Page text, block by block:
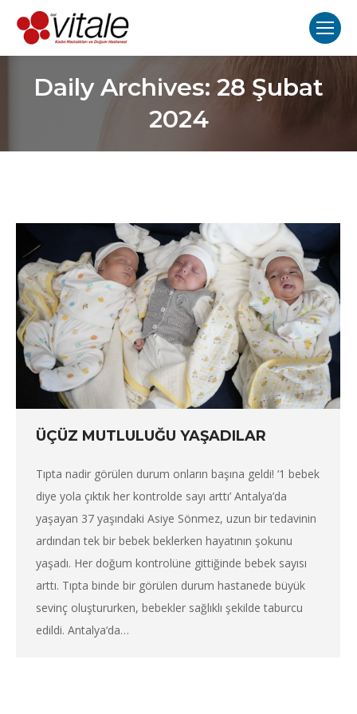
Daily Archives: 28 Şubat
2024
ÜÇÜZ MUTLULUĞU YAŞADILAR
Tıpta nadir görülen durum onların başına geldi! ‘1 bebek
diye yola çıktık her kontrolde sayı arttı’ Antalya’da
yaşayan 37 yaşındaki Asiye Sönmez, uzun bir tedavinin
ardından tek bir bebek beklerken hayatının şokunu
yaşadı. Her doğum kontrolüne gittiğinde bebek sayısı
arttı. Tıpta binde bir görülen durum hastanede büyük
sevinç oluştururken, bebekler sağlıklı şekilde taburcu
edildi. Antalya‘da…